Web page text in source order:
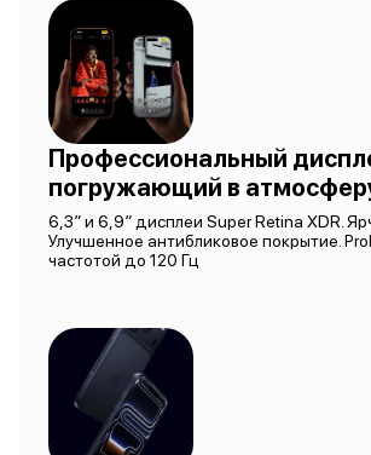
Профессиональный
погружающий в
6,3″ и 6,9″ дисплеи Super Retina XDR.
Улучшенное антибликовое покрытие.
частотой до 120 Гц